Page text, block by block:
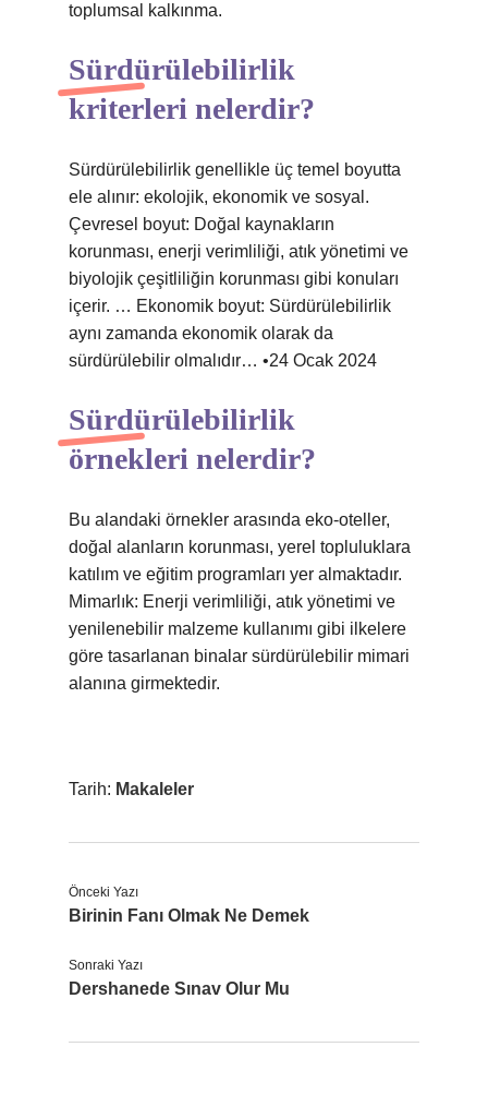
toplumsal kalkınma.
Sürdürülebilirlik
kriterleri nelerdir?
Sürdürülebilirlik genellikle üç temel boyutta
ele alınır: ekolojik, ekonomik ve sosyal.
Çevresel boyut: Doğal kaynakların
korunması, enerji verimliliği, atık yönetimi ve
biyolojik çeşitliliğin korunması gibi konuları
içerir. … Ekonomik boyut: Sürdürülebilirlik
aynı zamanda ekonomik olarak da
sürdürülebilir olmalıdır… •24 Ocak 2024
Sürdürülebilirlik
örnekleri nelerdir?
Bu alandaki örnekler arasında eko-oteller,
doğal alanların korunması, yerel topluluklara
katılım ve eğitim programları yer almaktadır.
Mimarlık: Enerji verimliliği, atık yönetimi ve
yenilenebilir malzeme kullanımı gibi ilkelere
göre tasarlanan binalar sürdürülebilir mimari
alanına girmektedir.
Tarih: Makaleler
Önceki Yazı
Birinin Fanı Olmak Ne Demek
Sonraki Yazı
Dershanede Sınav Olur Mu